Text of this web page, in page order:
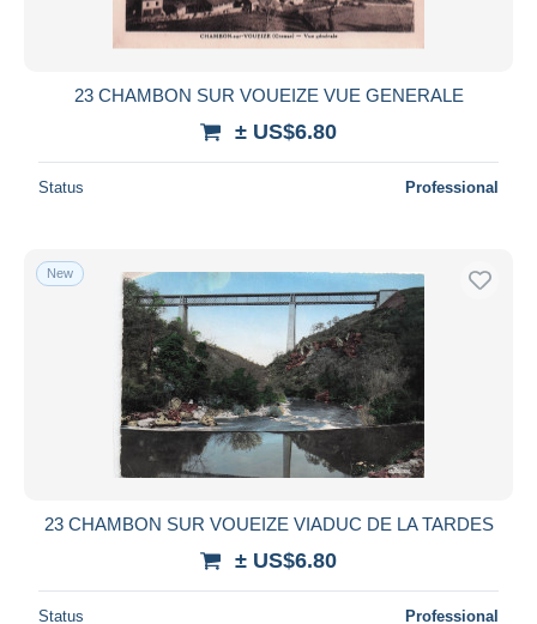
23 CHAMBON SUR VOUEIZE VUE GENERALE
± US$6.80
Status Professional
New
23 CHAMBON SUR VOUEIZE VIADUC DE LA TARDES
± US$6.80
Status Professional